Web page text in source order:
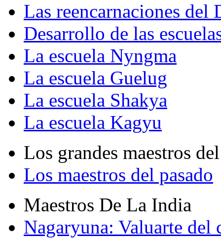
Las reencarnaciones del
Desarrollo de las
La escuela Nyngma
La escuela Guelug
La escuela Shakya
La escuela Kagyu
Los grandes maestros
Los maestros del pasado
Maestros De La India
Nagaryuna: Valuarte del